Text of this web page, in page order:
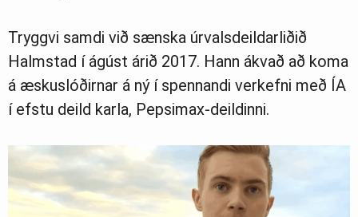
Tryggvi samdi við sænska úrvalsdeildarliðið
Halmstad í ágúst árið 2017. Hann ákvað að koma
á æskuslóðirnar á ný í spennandi verkefni með ÍA
í efstu deild karla, Pepsimax-deildinni.